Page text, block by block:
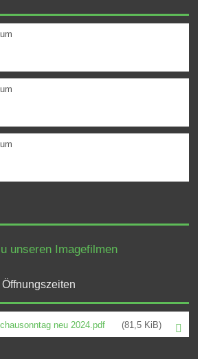
unseren Imagefilmen
neu 2024.pdf (81,5 KiB)